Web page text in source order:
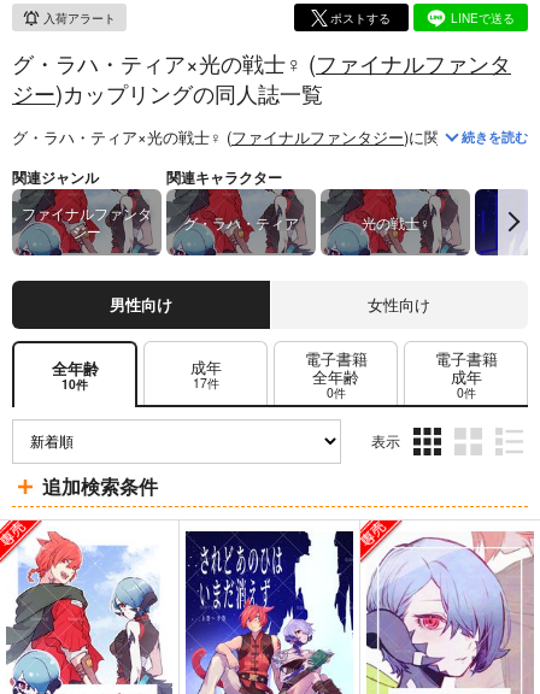
入荷アラート ポストする LINEで送る
グ・ラハ・ティア×光の戦士♀ (ファイナルファンタ
ジー)カップリングの同人誌一覧
グ・ラハ・ティア×光の戦士♀ (ファイナルファンタジー)に関する同人誌
続きを読む
関連ジャンル
ファイナルファンタ
ジー
関連キャラクター
グ・ラハ・ティア 光の戦士♀
男性向け 女性向け
全年齢
10件
成年
17件
電子書籍
全年齢
0件
電子書籍
成年
0件
表示
ム
表
示
ム
表
示
ム
表
示
追加検索条件